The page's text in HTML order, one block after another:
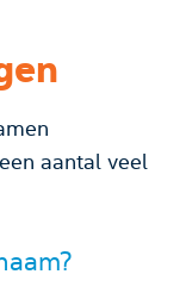
aantal veel